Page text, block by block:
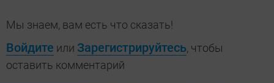
Мы знаем, вам есть что сказать!
Войдите или Зарегистрируйтесь, чтобы
оставить комментарий